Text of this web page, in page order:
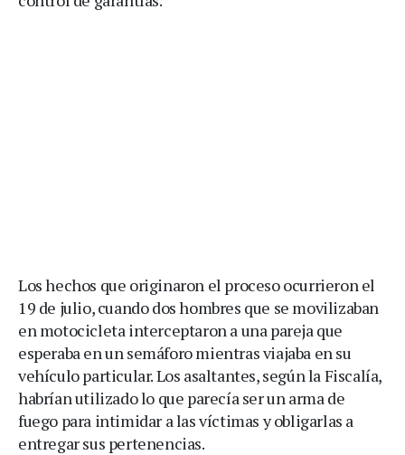
Los hechos que originaron el proceso ocurrieron el
19 de julio, cuando dos hombres que se movilizaban
en motocicleta interceptaron a una pareja que
esperaba en un semáforo mientras viajaba en su
vehículo particular. Los asaltantes, según la Fiscalía,
habrían utilizado lo que parecía ser un arma de
fuego para intimidar a las víctimas y obligarlas a
entregar sus pertenencias.